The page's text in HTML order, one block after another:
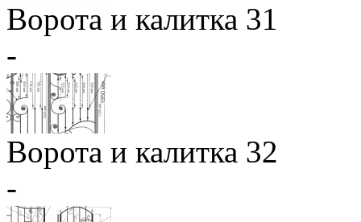
Ворота и калитка 31
-
Ворота и калитка 32
-